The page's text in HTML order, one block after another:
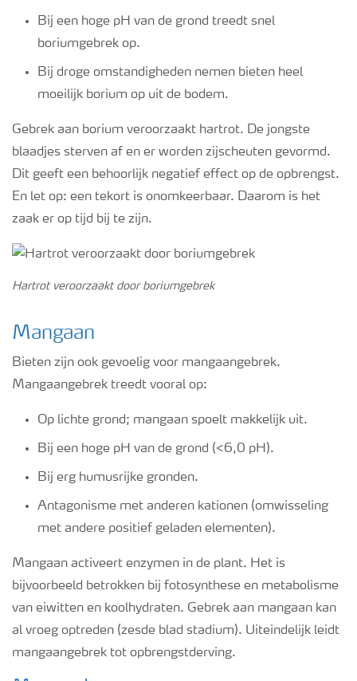
Bij een hoge pH van de grond treedt snel
boriumgebrek op.
Bij droge omstandigheden nemen bieten heel
moeilijk borium op uit de bodem.
Gebrek aan borium veroorzaakt hartrot. De jongste
blaadjes sterven af en er worden zijscheuten gevormd.
Dit geeft een behoorlijk negatief effect op de opbrengst.
En let op: een tekort is onomkeerbaar. Daarom is het
zaak er op tijd bij te zijn.
Hartrot veroorzaakt door boriumgebrek
Mangaan
Bieten zijn ook gevoelig voor mangaangebrek.
Mangaangebrek treedt vooral op:
Op lichte grond; mangaan spoelt makkelijk uit.
Bij een hoge pH van de grond (<6,0 pH).
Bij erg humusrijke gronden.
Antagonisme met anderen kationen (omwisseling
met andere positief geladen elementen).
Mangaan activeert enzymen in de plant. Het is
bijvoorbeeld betrokken bij fotosynthese en metabolisme
van eiwitten en koolhydraten. Gebrek aan mangaan kan
al vroeg optreden (zesde blad stadium). Uiteindelijk leidt
mangaangebrek tot opbrengstderving.